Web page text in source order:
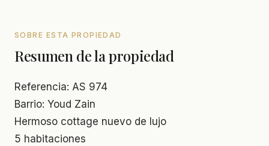
SOBRE ESTA PROPIEDAD
Resumen de la propiedad
Referencia: AS 974
Barrio: Youd Zain
Hermoso cottage nuevo de lujo
5 habitaciones